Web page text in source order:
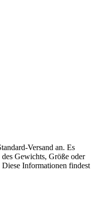
Versand an. Es
Gewichts, Größe oder
Diese Informationen findest